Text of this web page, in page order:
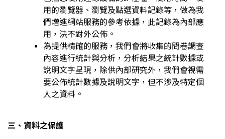
用的瀏覽器、瀏覽及點選資料記錄等，做為我
們增進網站服務的參考依據，此記錄為內部應
用，決不對外公佈。
為提供精確的服務，我們會將收集的問卷調查
內容進行統計與分析，分析結果之統計數據或
說明文字呈現，除供內部研究外，我們會視需
要公佈統計數據及說明文字，但不涉及特定個
人之資料。
三、資料之保護